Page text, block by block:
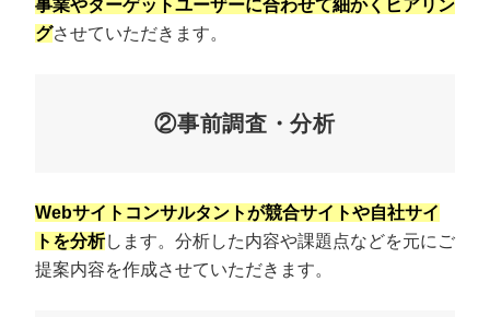
事業やターゲットユーザーに合わせて細かくヒアリン
グさせていただきます。
②事前調査・分析
Webサイトコンサルタントが競合サイトや自社サイ
トを分析します。分析した内容や課題点などを元にご
提案内容を作成させていただきます。